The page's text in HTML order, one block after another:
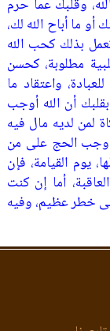
وقلبك عما حرم
ما أباح الله لك،
بذلك كحب الله
مطلوبة، كحسن
واعتقاد ما
أن الله أوجب
لمن لديه مال فيه
الحج على من
يوم القيامة، فإن
أما إن كنت
خطر عظيم، وفيه